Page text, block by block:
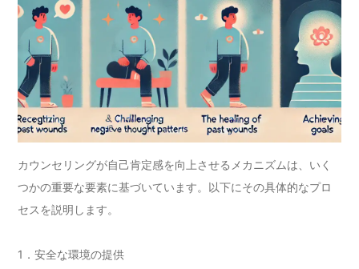
カウンセリングが自己肯定感を向上させるメカニズムは、いく
つかの重要な要素に基づいています。以下にその具体的なプロ
セスを説明します。
1．安全な環境の提供